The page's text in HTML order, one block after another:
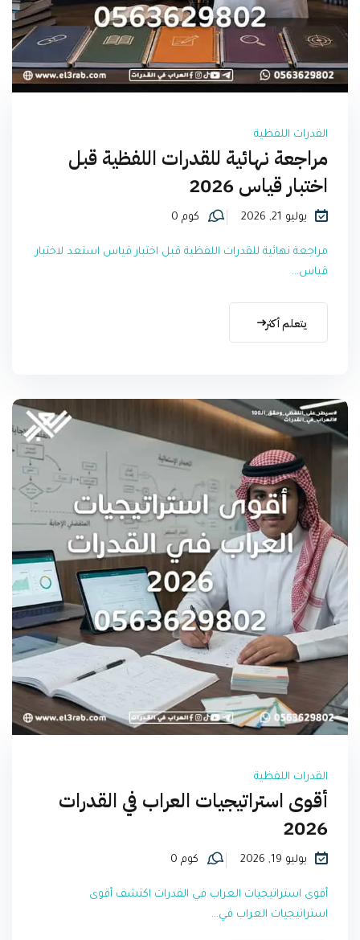
القدرات اللفظية
مراجعة نهائية للقدرات اللفظية قبل
اختبار قياس 2026
يوليو 21, 2026 كوم 0
مراجعة نهائية للقدرات اللفظية قبل اختبار قياس استعد لاختبار
قياس...
يتعلم أكثر
القدرات اللفظية
أقوى استراتيجيات العراب في القدرات
2026
يوليو 19, 2026 كوم 0
أقوى استراتيجيات العراب في القدرات اكتشف أقوى
استراتيجيات العراب في...